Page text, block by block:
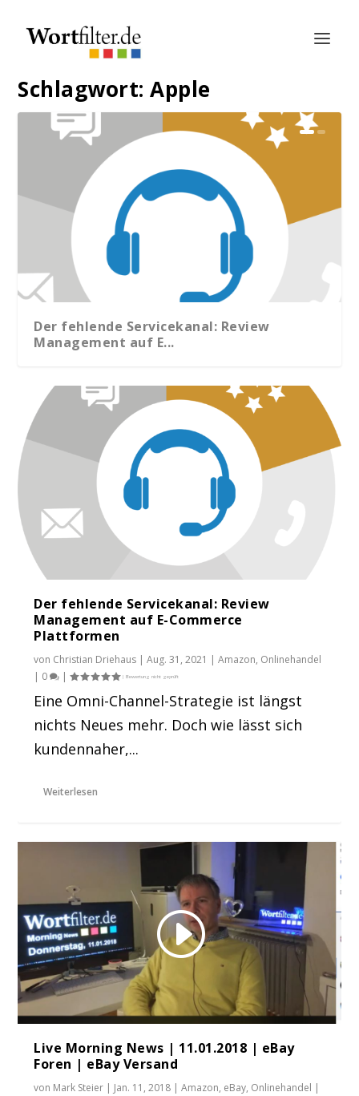
Schlagwort:Apple
Der fehlende Servicekanal: Review
Management auf E...
Live Morning News | 11.01.2018 | eBay
Foren | eBay...
Der fehlende Servicekanal: Review
Management auf E-Commerce
Plattformen
von Christian Driehaus |Aug. 31, 2021 |Amazon, Onlinehandel
| 0 |
Eine Omni-Channel-Strategie ist längst
nichts Neues mehr. Doch wie lässt sich
kundennaher,...
Weiterlesen
Live Morning News | 11.01.2018 | eBay
Foren | eBay Versand
von Mark Steier | Jan. 11, 2018 |Amazon, eBay, Onlinehandel |